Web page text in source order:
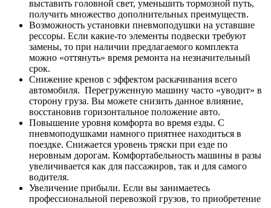
выставить головной свет, уменьшить тормозной путь,
получить множество дополнительных преимуществ.
Возможность установки пневмоподушки на уставшие
рессоры. Если какие-то элементы подвески требуют
замены, то при наличии предлагаемого комплекта
можно «оттянуть» время ремонта на незначительный
срок.
Снижение кренов с эффектом раскачивания всего
автомобиля. Перегруженную машину часто «уводит» в
сторону груза. Вы можете снизить данное влияние,
восстановив горизонтальное положение авто.
Повышение уровня комфорта во время езды. С
пневмоподушками намного приятнее находиться в
поездке. Снижается уровень тряски при езде по
неровным дорогам. Комфортабельность машины в разы
увеличивается как для пассажиров, так и для самого
водителя.
Увеличение прибыли. Если вы занимаетесь
профессиональной перевозкой грузов, то приобретение